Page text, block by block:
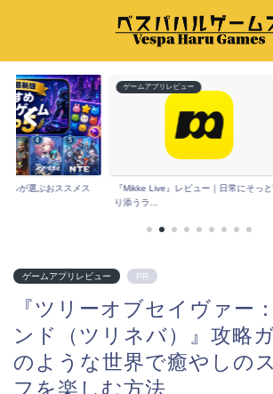
ルが選ぶおススメス
ゲームアプリレビュー
『Mikke Live』レビュー｜日常にそっ
り添うラ...
ゲームアプリレビュー PR
『ツリーオブセイヴァー
ンド（ツリネバ）』攻略
のような世界で癒やしの
フを楽しむ方法